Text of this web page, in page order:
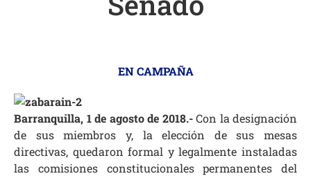
EN CAMPAÑA
Barranquilla, 1 de agosto de 2018.-Con la designación
de sus miembros y, la elección de sus mesas
directivas, quedaron formal y legalmente instaladas
las comisiones constitucionales permanentes del